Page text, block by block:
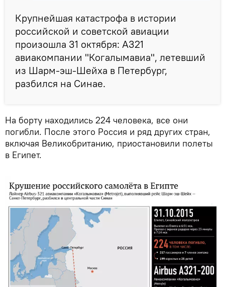
Крупнейшая катастрофа в истории
российской и советской авиации
произошла 31 октября: A321
авиакомпании "Когалымавиа", летевший
из Шарм-эш-Шейха в Петербург,
разбился на Синае.
На борту находились 224 человека, все они
погибли. После этого Россия и ряд других стран,
включая Великобританию, приостановили полеты
в Египет.